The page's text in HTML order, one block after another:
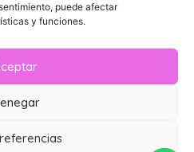
puede afectar
y funciones.